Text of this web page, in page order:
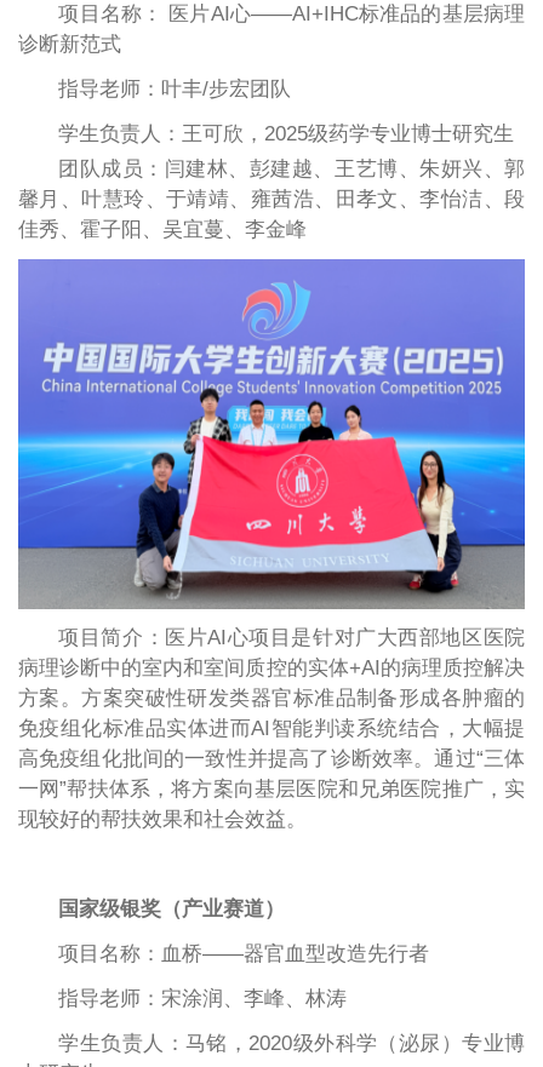
项目名称： 医片AI心——AI+IHC标准品的基层病理
诊断新范式
指导老师：叶丰/步宏团队
学生负责人：王可欣，2025级药学专业博士研究生
团队成员：闫建林、彭建越、王艺博、朱妍兴、郭
馨月、叶慧玲、于靖靖、雍茜浩、田孝文、李怡洁、段
佳秀、霍子阳、吴宜蔓、李金峰
项目简介：医片AI心项目是针对广大西部地区医院
病理诊断中的室内和室间质控的实体+AI的病理质控解决
方案。方案突破性研发类器官标准品制备形成各肿瘤的
免疫组化标准品实体进而AI智能判读系统结合，大幅提
高免疫组化批间的一致性并提高了诊断效率。通过“三体
一网”帮扶体系，将方案向基层医院和兄弟医院推广，实
现较好的帮扶效果和社会效益。
国家级银奖（产业赛道）
项目名称：血桥——器官血型改造先行者
指导老师：宋涂润、李峰、林涛
学生负责人：马铭，2020级外科学（泌尿）专业博